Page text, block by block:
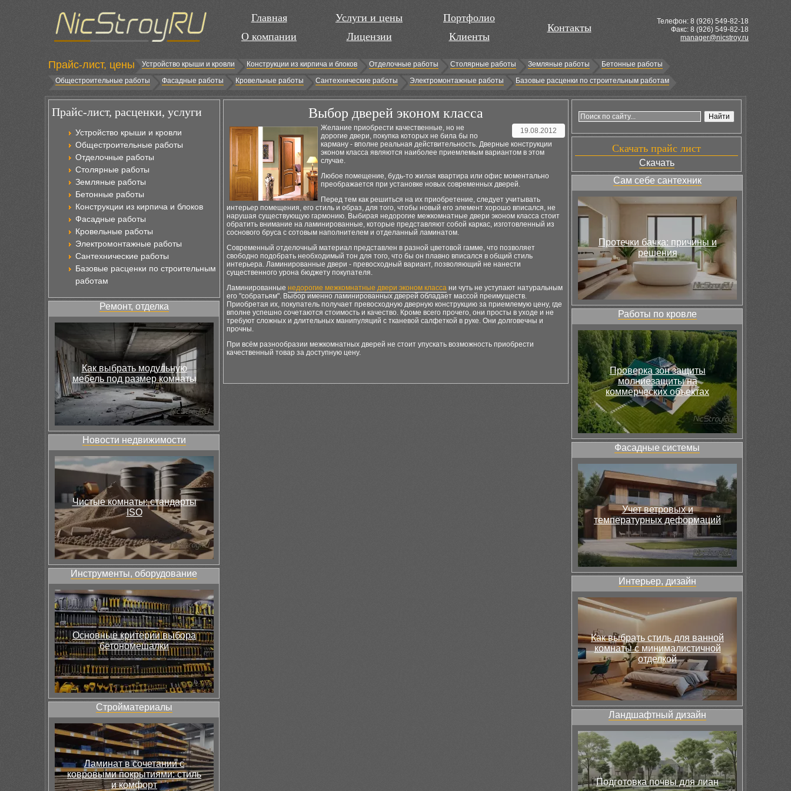
Главная
О компании
Услуги и цены
Лицензии
Портфолио
Клиенты
Контакты
Телефон: 8 (926) 549-82-18
Факс: 8 (926) 549-82-18
manager@nicstroy.ru
Прайс-лист, цены Устройство крыши и кровли Конструкции из кирпича и блоков Отделочные работы Столярные работы Земляные работы
Бетонные работы
Общестроительные работы
Фасадные работы Кровельные работы Сантехнические работы Электромонтажные работы Базовые расценки по строительным работам
Прайс-лист, расценки, услуги
Устройство крыши и кровли
Общестроительные работы
Отделочные работы
Столярные работы
Земляные работы
Бетонные работы
Конструкции из кирпича и блоков
Фасадные работы
Кровельные работы
Электромонтажные работы
Сантехнические работы
Базовые расценки по строительным
работам
Ремонт, отделка
Как выбрать модульную
мебель под размер комнаты
Новости недвижимости
Чистые комнаты: стандарты
ISO
Инструменты, оборудование
Основные критерии выбора
бетономешалки
Стройматериалы
Ламинат в сочетании с
ковровыми покрытиями: стиль
и комфорт
Выбор дверей эконом класса
19.08.2012
Желание приобрести качественные, но не
дорогие двери, покупка которых не била бы по
карману - вполне реальная действительность. Дверные конструкции
эконом класса являются наиболее приемлемым вариантом в этом
случае.
Любое помещение, будь-то жилая квартира или офис моментально
преображается при установке новых современных дверей.
Перед тем как решиться на их приобретение, следует учитывать
интерьер помещения, его стиль и образ, для того, чтобы новый его элемент хорошо вписался, не
нарушая существующую гармонию. Выбирая недорогие межкомнатные двери эконом класса стоит
обратить внимание на ламинированные, которые представляют собой каркас, изготовленный из
соснового бруса с сотовым наполнителем и отделанный ламинатом.
Современный отделочный материал представлен в разной цветовой гамме, что позволяет
свободно подобрать необходимый тон для того, что бы он плавно вписался в общий стиль
интерьера. Ламинированные двери - превосходный вариант, позволяющий не нанести
существенного урона бюджету покупателя.
Ламинированные недорогие межкомнатные двери эконом класса ни чуть не уступают натуральным
его "собратьям". Выбор именно ламинированных дверей обладает массой преимуществ.
Приобретая их, покупатель получает превосходную дверную конструкцию за приемлемую цену, где
вполне успешно сочетаются стоимость и качество. Кроме всего прочего, они просты в уходе и не
требуют сложных и длительных манипуляций с тканевой салфеткой в руке. Они долговечны и
прочны.
При всём разнообразии межкомнатных дверей не стоит упускать возможность приобрести
качественный товар за доступную цену.
Скачать прайс лист
Скачать
Сам себе сантехник
Протечки бачка: причины и
решения
Работы по кровле
Проверка зон защиты
молниезащиты на
коммерческих объектах
Фасадные системы
Учет ветровых и
температурных деформаций
Интерьер, дизайн
Как выбрать стиль для ванной
комнаты с минималистичной
отделкой
Ландшафтный дизайн
Подготовка почвы для лиан